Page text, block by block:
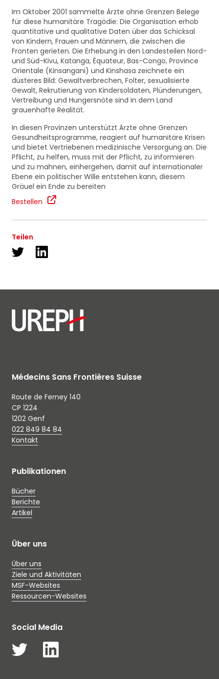
Im Oktober 2001 sammelte Ärzte ohne Grenzen Belege
für diese humanitäre Tragödie: Die Organisation erhob
quantitative und qualitative Daten über das Schicksal
von Kindern, Frauen und Männern, die zwischen die
Fronten gerieten. Die Erhebung in den Landesteilen Nord-
und Süd-Kivu, Katanga, Équateur, Bas-Congo, Province
Orientale (Kinsangani) und Kinshasa zeichnete ein
düsteres Bild: Gewaltverbrechen, Folter, sexualisierte
Gewalt, Rekrutierung von Kindersoldaten, Plünderungen,
Vertreibung und Hungersnöte sind in dem Land
grauenhafte Realität.
In diesen Provinzen unterstützt Ärzte ohne Grenzen
Gesundheitsprogramme, reagiert auf humanitäre Krisen
und bietet Vertriebenen medizinische Versorgung an. Die
Pflicht, zu helfen, muss mit der Pflicht, zu informieren
und zu mahnen, einhergehen, damit auf internationaler
Ebene ein politischer Wille entstehen kann, diesem
Gräuel ein Ende zu bereiten
Bestellen
Teilen
Médecins Sans Frontières Suisse
Route de Ferney 140
CP 1224
1202 Genf
022 849 84 84
Kontakt
Publikationen
Bücher
Berichte
Artikel
Über uns
Über uns
Ziele und Aktivitäten
MSF-Websites
Ressourcen-Websites
Social Media